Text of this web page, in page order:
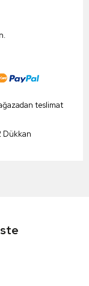
teslimat
Dükkan